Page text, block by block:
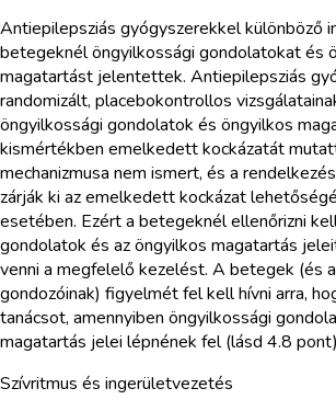
Antiepilepsziás gyógyszerekkel különböző
betegeknél öngyilkossági gondolatokat és
magatartást jelentettek. Antiepilepsziás
randomizált, placebokontrollos
öngyilkossági gondolatok és öngyilkos
kismértékben emelkedett kockázatát
mechanizmusa nem ismert, és a
zárják ki az emelkedett kockázat
esetében. Ezért a betegeknél ellenőrizni
gondolatok és az öngyilkos magatartás
venni a megfelelő kezelést. A betegek (és
gondozóinak) figyelmét fel kell hívni arra,
tanácsot, amennyiben öngyilkossági
magatartás jelei lépnének fel (lásd 4.8
Szívritmus és ingerületvezetés